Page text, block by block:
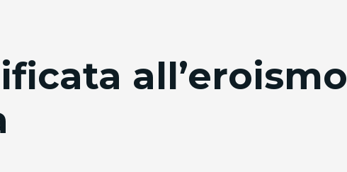
all’eroismo